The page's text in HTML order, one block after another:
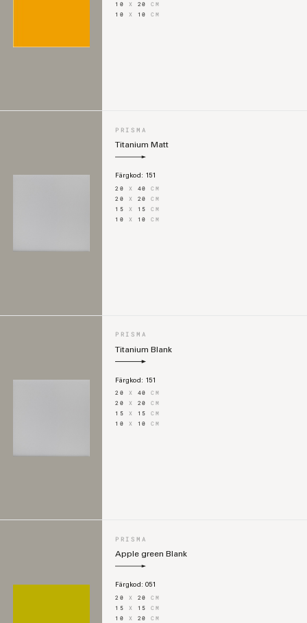
10 X 20CM
10 X 10CM
PRISMA
Titanium Matt
Färgkod: 151
20 X 40CM
20 X 20CM
15 X 15CM
10 X 10CM
PRISMA
Titanium Blank
Färgkod: 151
20 X 40CM
20 X 20CM
15 X 15CM
10 X 10CM
PRISMA
Apple green Blank
Färgkod: 051
20 X 20CM
15 X 15CM
10 X 20CM